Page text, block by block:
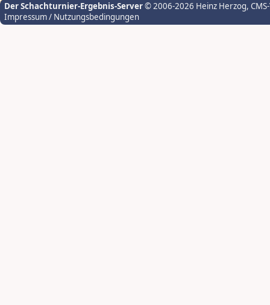
Der Schachturnier-Ergebnis-Server© 2006-2026 Heinz Herzog,
Impressum / Nutzungsbedingungen